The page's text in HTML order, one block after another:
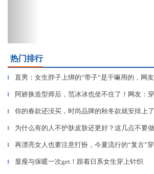
热门排行
▎ 直男：女生脖子上绑的“带子”是干嘛用的，网友
▎ 阿娇换造型师后，范冰冰也坐不住了！网友：
▎ 你的春款还没买，时尚品牌的秋冬款就安排上了
▎ 为什么有的人不护肤皮肤还更好？这几点不要做
▎ 再漂亮女人也要注意打扮，今夏流行的“复古”穿
▎ 显瘦与保暖一次get！​跟着日系女生穿上针织